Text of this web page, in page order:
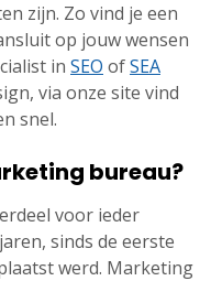
zijn. Zo vind je een
op jouw wensen
in SEO ofSEA
via onze site vind
snel.
bureau?
voor ieder
sinds de eerste
werd. Marketing